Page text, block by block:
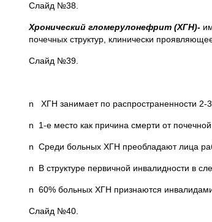
Слайд №38.
Хронический гломерулонефрит (ХГН)-
почечных структур, клинически
Слайд №39.
n ХГН занимает по распространенности 2-
n 1-е место как причина смерти от почечной
n Среди больных ХГН преобладают лица
n В структуре первичной инвалидности в
n 60% больных ХГН признаются инвалидами
Слайд №40.